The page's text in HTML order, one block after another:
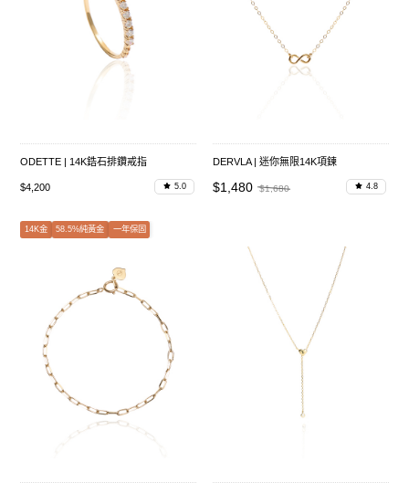
ODETTE | 14K鋯石排鑽戒指
$4,200 5.0
DERVLA | 迷你無限14K項鍊
$1,480 $1,680 4.8
14K金 58.5%純黃金 一年保固